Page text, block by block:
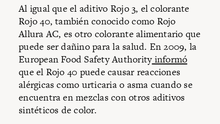
Al igual que el aditivo Rojo 3, el colorante
Rojo 40, también conocido como Rojo
Allura AC, es otro colorante alimentario que
puede ser dañino para la salud. En 2009, la
European Food Safety Authorityinformó
que el Rojo 40 puede causar reacciones
alérgicas como urticaria o asma cuando se
encuentra en mezclas con otros aditivos
sintéticos de color.